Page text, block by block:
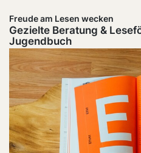
Freude am Lesen wecken
Gezielte Beratung &
Jugendbuch